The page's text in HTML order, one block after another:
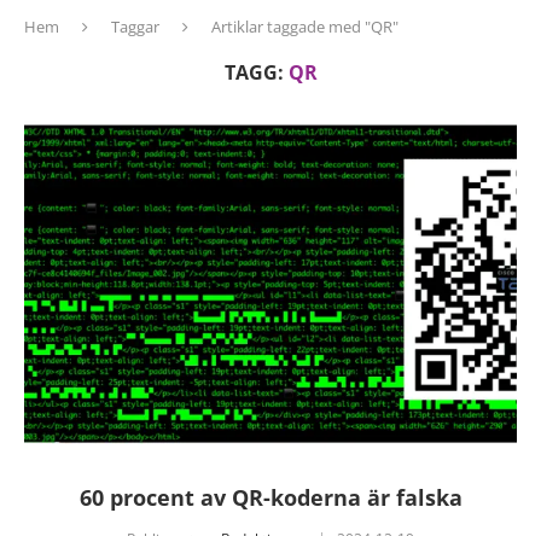
Hem Taggar Artiklar taggade med "QR"
TAGG: QR
60 procent av QR-koderna är falska